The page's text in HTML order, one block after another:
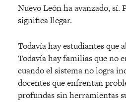
Nuevo León ha avanzado, sí.
significa llegar.
Todavía hay estudiantes que
Todavía hay familias que no
cuando el sistema no logra
docentes que enfrentan
profundas sin herramientas